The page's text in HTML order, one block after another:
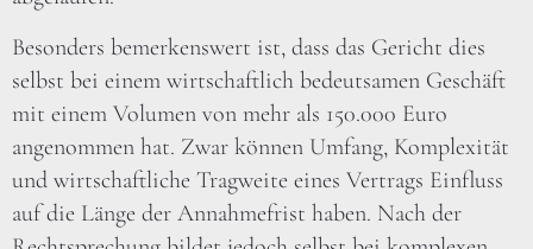
Besonders bemerkenswert ist, dass das Gericht dies
selbst bei einem wirtschaftlich bedeutsamen Geschäft
mit einem Volumen von mehr als 150.000 Euro
angenommen hat. Zwar können Umfang, Komplexität
und wirtschaftliche Tragweite eines Vertrags Einfluss
auf die Länge der Annahmefrist haben. Nach der